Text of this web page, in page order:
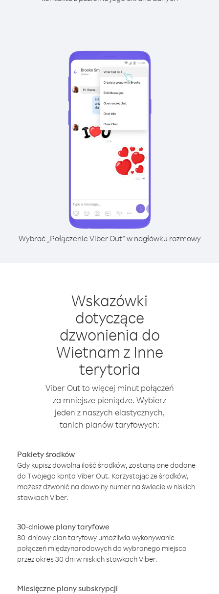
Wybrać „Połączenie Viber Out” w nagłówku rozmowy
Wskazówki
dotyczące
dzwonienia do
Wietnam z Inne
terytoria
Viber Out to więcej minut połączeń
za mniejsze pieniądze. Wybierz
jeden z naszych elastycznych,
tanich planów taryfowych:
Pakiety środków
Gdy kupisz dowolną ilość środków, zostaną one dodane
do Twojego konta Viber Out. Korzystając ze środków,
możesz dzwonić na dowolny numer na świecie w niskich
stawkach Viber.
30-dniowe plany taryfowe
30-dniowy plan taryfowy umożliwia wykonywanie
połączeń międzynarodowych do wybranego miejsca
przez okres 30 dni w niskich stawkach Viber.
Miesięczne plany subskrypcji